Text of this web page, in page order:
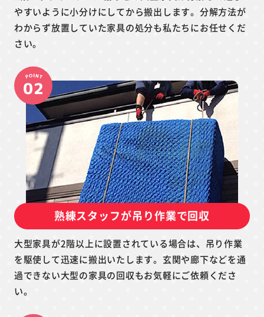
やすいように小分けにしてから搬出します。分解方法が
わからず放置していた家具の処分も私たちにお任せくだ
さい。
熟練スタッフが吊り作業で回収
大型家具が2階以上に設置されている場合は、吊り作業
を駆使して迅速に搬出いたします。玄関や廊下などを通
過できない大型の家具の回収もお気軽にご依頼くださ
い。